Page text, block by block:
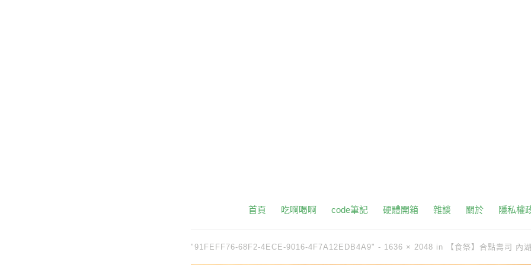
首頁 吃啊喝啊 code筆記 硬體開箱 雜談 關於 隱私權
"91FEFF76-68F2-4ECE-9016-4F7A12EDB4A9" - 1636 × 2048 in 【食祭】合點壽司 內